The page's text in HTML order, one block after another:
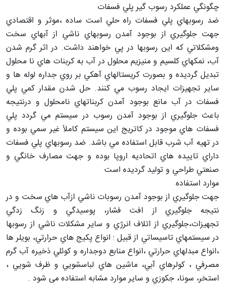
چگونگي عملكرد رسوب گیر پلي فسفات
ضد رسوبهاي پلي فسفات راه حلي است ساده ،موثر و اقتصادي
جهت جلوگيري از بوجود آمدن رسوبهاي ناشي از آبهاي سخت
ومشكلاتي كه اين رسوبها در پي خواهند داشت. در اثر گرم شدن
آب، نمكهاي كلسيم و منيزيم محلول در آب به كربنات هاي نا محلول
تبديل گرديده و بصورت كريستالهاي آهكي بر روي جداره لوله ها و
ساير تجهيزات ايجاد رسوب مي كنند. حل شدن مقدار كمي پلي
فسفات در آب مانع بوجود آمدن كربناتهاي نامحلول و درنتيجه
باعث جلوگيري از بوجود آمدن رسوب در سيستم مي گردد پلي
فسفات هاي موجود در كاتريج اين سيستم كاملاً غير سمي بوده و
در تهيه آب شرب قابل استفاده مي باشد. ضد رسوبهاي پلي فسفات
داراي تاييده هاي اتحاديه اروپا بوده و جهت مصارف خانگي و
صنعتي طراحي و توليد گرديده است
موارد استفاده
جهت جلوگيري از بوجود آمدن رسوبات ناشي ازآب هاي سخت و در
نتيجه جلوگيري از افت فشار، پوسيدگي و زنگ زدگي
تجهيزات،جلوگيري از اتلاف انرژي و ساير مشكلات ناشي از رسوبها
در سيستمهاي تاسيساتي از قبيل : انواع پكيج هاي حرارتي، بويلر ها
،انواع مبدلهاي حرارتي ،انواع منابع دوجداره و كوئلي ذخيره آب گرم
مصرفي ، كولرهاي آبي، ماشين هاي لباسشويي و ظرف شويي ،
استخر، سونا، جكوزي و ساير موارد مشابه استفاده می شود .